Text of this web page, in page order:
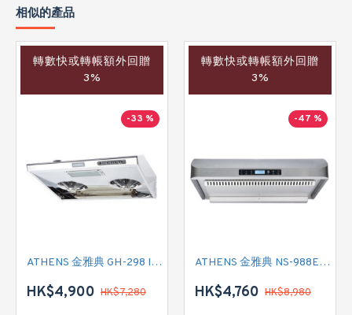
相似的產品
轉數快或轉帳額外回贈
3%
-33 %
ATHENS 金雅典 GH-298 IEC 標準抽油煙機
HK$4,900 HK$7,280
轉數快或轉帳額外回贈
3%
-47 %
ATHENS 金雅典 NS-988EH 標準抽油煙機
HK$4,760 HK$8,980